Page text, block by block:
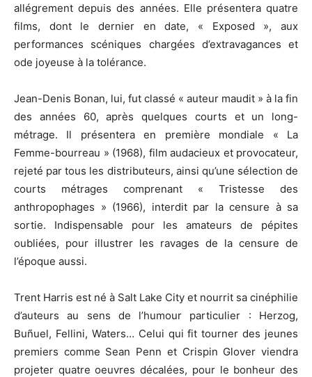
allégrement depuis des années. Elle présentera quatre
films, dont le dernier en date, « Exposed », aux
performances scéniques chargées d’extravagances et
ode joyeuse à la tolérance.
Jean-Denis Bonan, lui, fut classé « auteur maudit » à la fin
des années 60, après quelques courts et un long-
métrage. Il présentera en première mondiale « La
Femme-bourreau » (1968), film audacieux et provocateur,
rejeté par tous les distributeurs, ainsi qu’une sélection de
courts métrages comprenant « Tristesse des
anthropophages » (1966), interdit par la censure à sa
sortie. Indispensable pour les amateurs de pépites
oubliées, pour illustrer les ravages de la censure de
l’époque aussi.
Trent Harris est né à Salt Lake City et nourrit sa cinéphilie
d’auteurs au sens de l’humour particulier : Herzog,
Buñuel, Fellini, Waters… Celui qui fit tourner des jeunes
premiers comme Sean Penn et Crispin Glover viendra
projeter quatre oeuvres décalées, pour le bonheur des